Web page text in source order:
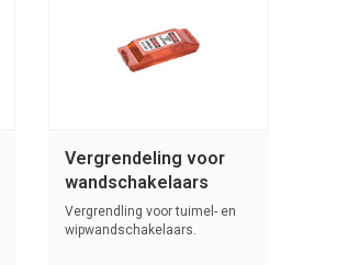
Vergrendeling voor
wandschakelaars
496B
Vergrendling voor tuimel- en
wipwandschakelaars.